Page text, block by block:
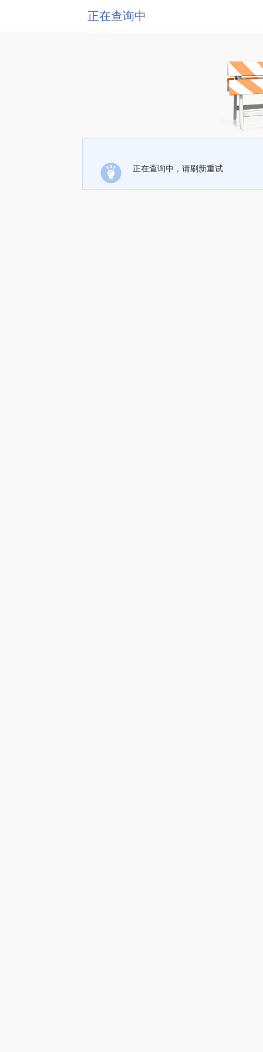
正在查询中
正在查询中，请刷新重试